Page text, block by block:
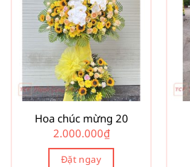
Hoa chúc mừng 20
2.000.000₫
Đặt ngay